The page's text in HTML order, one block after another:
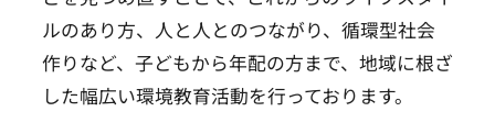
ルのあり方、 人と人とのつながり、循環型社会
作りなど、子どもから年配の方まで、地域に根ざ
した幅広い環境教育活動を行っております。